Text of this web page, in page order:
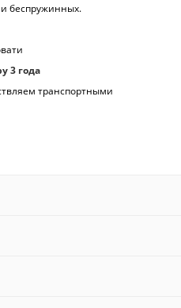
беспружинных.
3 года
транспортными